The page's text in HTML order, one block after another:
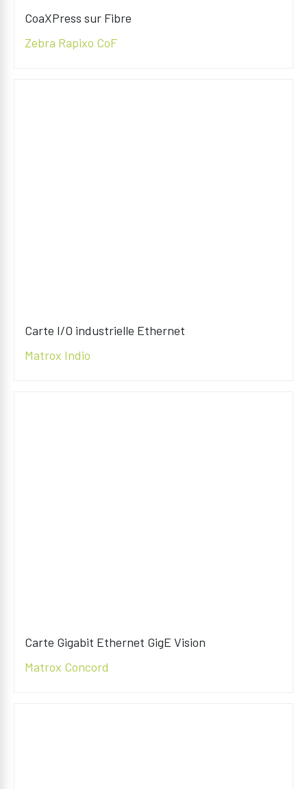
CoaXPress sur Fibre
Zebra Rapixo CoF
Carte I/O industrielle Ethernet
Matrox Indio
Carte Gigabit Ethernet GigE Vision
Matrox Concord